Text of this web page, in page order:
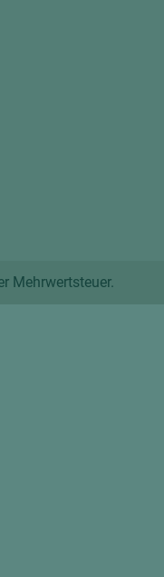
Mehrwertsteuer.